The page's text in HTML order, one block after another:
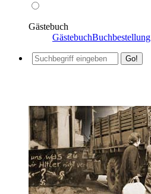
Gästebuch
GästebuchBuchbestellung